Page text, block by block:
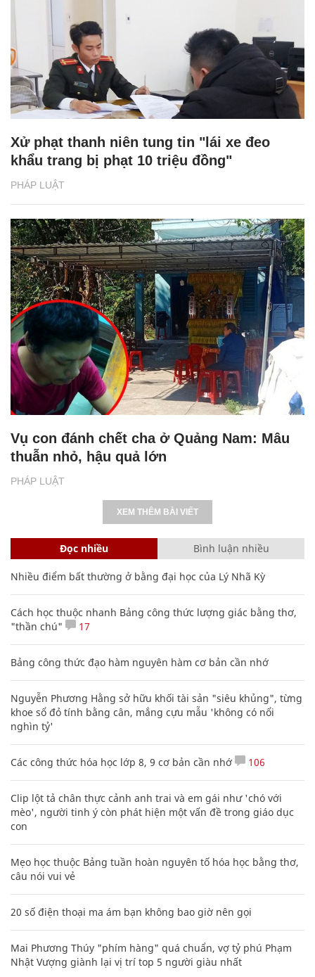
PHÁP LUẬT
Xử phạt thanh niên tung tin "lái xe đeo
khẩu trang bị phạt 10 triệu đồng"
PHÁP LUẬT
Vụ con đánh chết cha ở Quảng Nam: Mâu
thuẫn nhỏ, hậu quả lớn
XEM THÊM BÀI VIẾT
Đọc nhiều Bình luận nhiều
Nhiều điểm bất thường ở bằng đại học của Lý Nhã Kỳ
Cách học thuộc nhanh Bảng công thức lượng giác bằng thơ,
"thần chú"
17
Bảng công thức đạo hàm nguyên hàm cơ bản cần nhớ
Nguyễn Phương Hằng sở hữu khối tài sản "siêu khủng", từng
khoe sổ đỏ tính bằng cân, mắng cựu mẫu 'không có nổi
nghìn tỷ'
Các công thức hóa học lớp 8, 9 cơ bản cần nhớ 106
Clip lột tả chân thực cảnh anh trai và em gái như 'chó với
mèo', người tinh ý còn phát hiện một vấn đề trong giáo dục
con
Mẹo học thuộc Bảng tuần hoàn nguyên tố hóa học bằng thơ,
câu nói vui vẻ
20 số điện thoại ma ám bạn không bao giờ nên gọi
Mai Phương Thúy "phím hàng" quá chuẩn, vợ tỷ phú Phạm
Nhật Vượng giành lại vị trí top 5 người giàu nhất